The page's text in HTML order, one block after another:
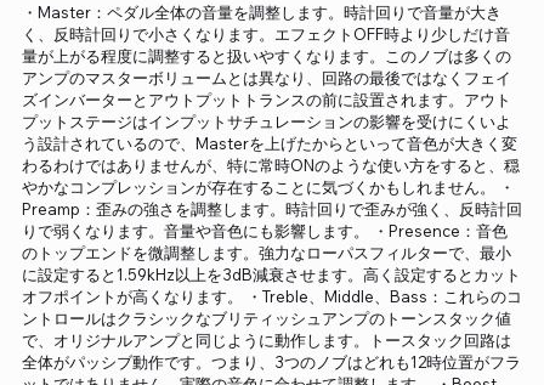
・Master：ペダル全体の音量を調整します。時計回りで音量が大き
く、反時計回りで小さくなります。エフェクトOFF時より少しだけ音
量が上がる程度に調整すると扱いやすくなります。このノブは多くの
アンプのマスターボリュームとは異なり、回路の最後ではなくフェイ
ズインバーターとアウトプットトランスの前に設置されます。アウト
プットステージはインプットサチュレーションの影響を受けにくいよ
う設計されているので、Masterを上げたからといって音色が大きく変
わるわけではありませんが、特に常時ONのような使い方をすると、穏
やかなコンプレッションが存在することに気づくかもしれません。 ・
Preamp：歪みの強さを調整します。時計回りで歪みが強く、反時計回
りで弱くなります。音量や音色にも影響します。 ・Presence：音色
のトップエンドを微調整します。強力なローパスフィルターで、最小
に設定すると1.59kHz以上を3dB減衰させます。高く設定するとカット
オフポイントが高くなります。 ・Treble、Middle、Bass：これらのコ
ントロールはクラシックなブリティッシュアンプのトーンスタック値
で、オリジナルアンプと同じように動作します。トースタック回路は
全体がパッシブ動作です。つまり、3つのノブはどれも12時位置がフラ